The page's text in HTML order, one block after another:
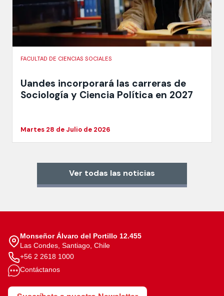
FACULTAD DE CIENCIAS SOCIALES
Uandes incorporará las carreras de
Sociología y Ciencia Política en 2027
Martes 28 de Julio de 2026
Ver todas las noticias
Monseñor Álvaro del Portillo 12.455
Las Condes, Santiago, Chile
+56 2 2618 1000
Contáctanos